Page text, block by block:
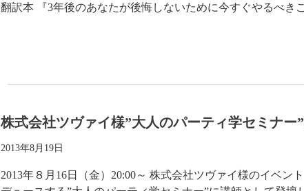
翻訳本 『3年後のあなたが後悔しないために今すぐやるべ
株式会社ツヴァイ様”大人のパーティ学セミナー
2013年8月19日
2013年８月16日（金）20:00～ 株式会社ツヴァイ様のイベン